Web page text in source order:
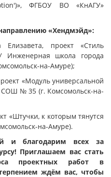
ФГБОУ ВО «КнАГУ»
«Хендмэйд»:
проект «Стиль
Инженерная школа города
на-Амуре);
«Модуль универсальной
№ 35 (г. Комсомольск-на-
«Штучки, к которым тянутся
на-Амуре).
и благодарим всех за
Приглашаем вас стать
проектных работ в
ждём вас, чтобы